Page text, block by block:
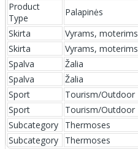
Product
Type
Palapinės
Skirta
Vyrams, moterims
Skirta
Vyrams, moterims
Spalva
Žalia
Spalva
Žalia
Sport
Tourism/Outdoor
Sport
Tourism/Outdoor
Subcategory
Thermoses
Subcategory
Thermoses